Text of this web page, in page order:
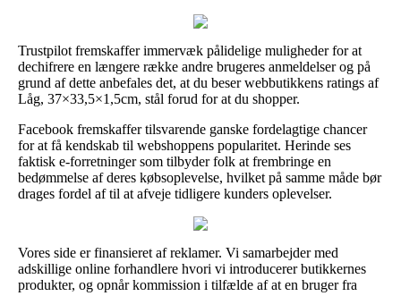
Trustpilot fremskaffer immervæk pålidelige muligheder for at
dechifrere en længere række andre brugeres anmeldelser og på
grund af dette anbefales det, at du beser webbutikkens ratings af
Låg, 37×33,5×1,5cm, stål forud for at du shopper.
Facebook fremskaffer tilsvarende ganske fordelagtige chancer
for at få kendskab til webshoppens popularitet. Herinde ses
faktisk e-forretninger som tilbyder folk at frembringe en
bedømmelse af deres købsoplevelse, hvilket på samme måde bør
drages fordel af til at afveje tidligere kunders oplevelser.
Vores side er finansieret af reklamer. Vi samarbejder med
adskillige online forhandlere hvori vi introducerer butikkernes
produkter, og opnår kommission i tilfælde af at en bruger fra